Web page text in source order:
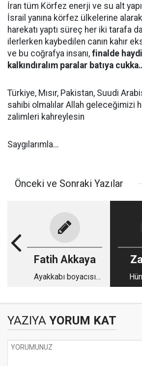
İran tüm Körfez enerji ve su alt
İsrail yanına körfez ülkelerine alarak
harekatı yaptı süreç her iki tarafa
ilerlerken kaybedilen canın kahır
ve bu coğrafya insanı, finalde
kalkındıralım paralar batıya
Türkiye, Mısır, Pakistan, Suudi
sahibi olmalılar Allah geleceğimizi
zalimleri kahreylesin
Saygılarımla…
Önceki ve Sonraki Yazılar
Fatih Akkaya
Ayakkabı boyacısı
YAZIYA YORUM KAT